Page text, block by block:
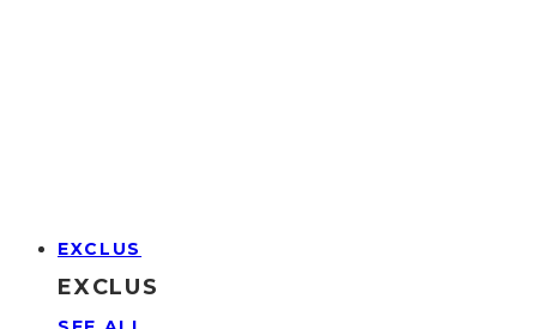
EXCLUS
EXCLUS